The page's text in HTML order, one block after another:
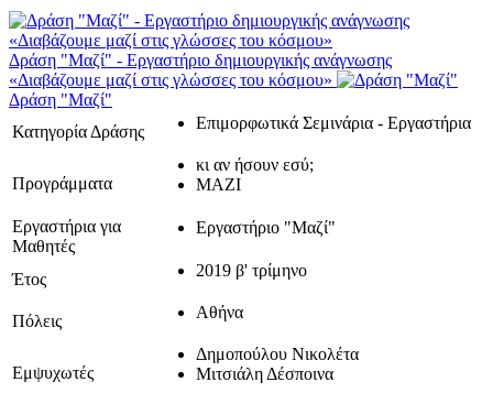
Δράση "Μαζί" - Εργαστήριο δημιουργικής ανάγνωσης
«Διαβάζουμε μαζί στις γλώσσες του κόσμου»
Δράση "Μαζί"
Κατηγορία Δράσης
Επιμορφωτικά Σεμινάρια - Εργαστήρια
Προγράμματα
κι αν ήσουν εσύ;
ΜΑΖΙ
Εργαστήρια για
Μαθητές
Εργαστήριο "Μαζί"
Έτος 2019 β' τρίμηνο
Πόλεις Αθήνα
Εμψυχωτές
Δημοπούλου Νικολέτα
Μιτσιάλη Δέσποινα